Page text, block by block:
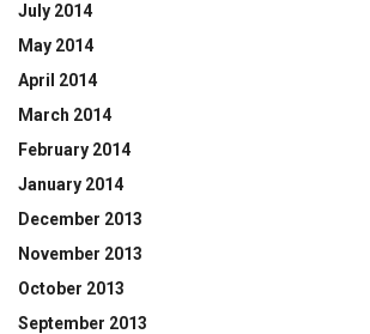
July 2014
May 2014
April 2014
March 2014
February 2014
January 2014
December 2013
November 2013
October 2013
September 2013